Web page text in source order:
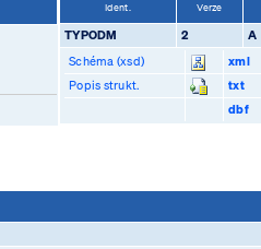
Ident. Verze
TYPODM 2 A
Schéma (xsd)
xml
Popis strukt.
txt
dbf